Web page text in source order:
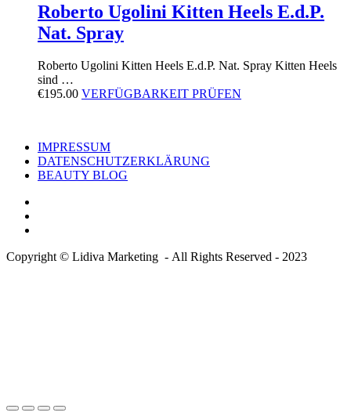
Roberto Ugolini Kitten Heels E.d.P.
Nat. Spray
Roberto Ugolini Kitten Heels E.d.P. Nat. Spray Kitten Heels
sind …
€195.00 VERFÜGBARKEIT PRÜFEN
IMPRESSUM
DATENSCHUTZERKLÄRUNG
BEAUTY BLOG
Copyright © Lidiva Marketing - All Rights Reserved - 2023